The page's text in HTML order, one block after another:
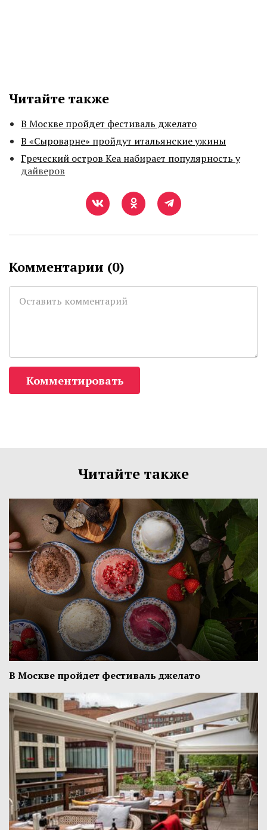
Читайте также
В Москве пройдет фестиваль джелато
В «Сыроварне» пройдут итальянские ужины
Греческий остров Кеа набирает популярность у
дайверов
Комментарии (0)
Комментировать
Читайте также
В Москве пройдет фестиваль джелато